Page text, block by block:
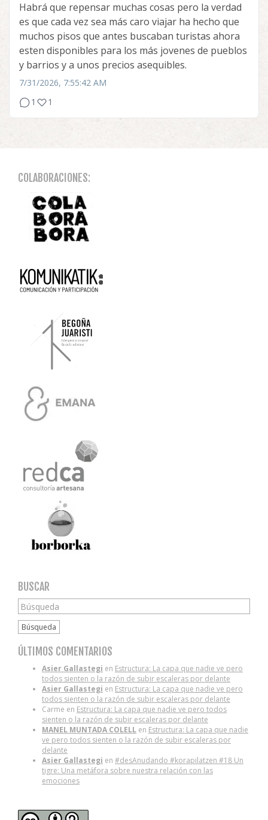
Habrá que repensar muchas cosas pero la verdad
es que cada vez sea más caro viajar ha hecho que
muchos pisos que antes buscaban turistas ahora
esten disponibles para los más jovenes de pueblos
y barrios y a unos precios asequibles.
7/31/2026, 7:55:42 AM
1
1
COLABORACIONES:
BUSCAR
Búsqueda
ÚLTIMOS COMENTARIOS
Asier Gallastegi en Estructura: La capa que nadie ve pero
todos sienten o la razón de subir escaleras por delante
Asier Gallastegi en Estructura: La capa que nadie ve pero
todos sienten o la razón de subir escaleras por delante
Carme en Estructura: La capa que nadie ve pero todos
sienten o la razón de subir escaleras por delante
MANEL MUNTADA COLELL en Estructura: La capa que nadie
ve pero todos sienten o la razón de subir escaleras por
delante
Asier Gallastegi en #desAnudando #korapilatzen #18 Un
tigre: Una metáfora sobre nuestra relación con las
emociones